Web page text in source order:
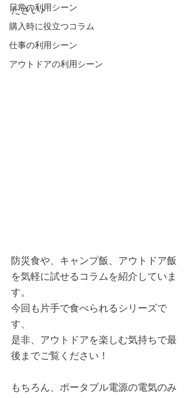
日常の利用シーン
購入時に役立つコラム
仕事の利用シーン
アウトドアの利用シーン
ださい♪
防災食や、キャンプ飯、アウトドア飯
を気軽に試せるコラムを紹介していま
す。
今回も片手で食べられるシリーズで
す、
是非、アウトドアを楽しむ気持ちで最
後までご覧ください！
もちろん、ポータブル電源の電気のみ